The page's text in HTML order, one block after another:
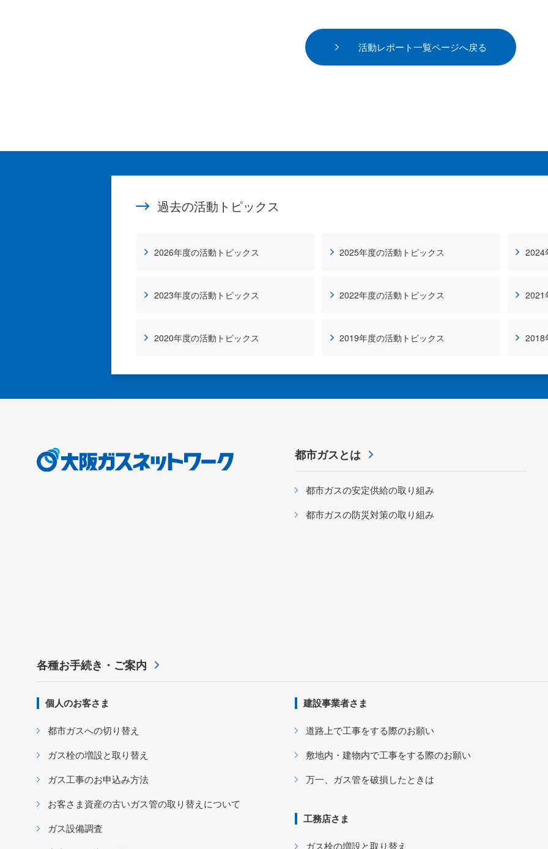
活動レポート一覧ページへ戻る
過去の活動トピックス
2026年度の活動トピックス 2025年度の活動トピックス 2024
2023年度の活動トピックス 2022年度の活動トピックス 2021
2020年度の活動トピックス 2019年度の活動トピックス 2018
都市ガスとは
都市ガスの安定供給の取り組み
都市ガスの防災対策の取り組み
各種お手続き・ご案内
個人のお客さま
都市ガスへの切り替え
ガス栓の増設と取り替え
ガス工事のお申込み方法
お客さま資産の古いガス管の取り替えについて
ガス設備調査
建設事業者さま
道路上で工事をする際のお願い
敷地内・建物内で工事をする際のお願い
万一、ガス管を破損したときは
工務店さま
ガス栓の増設と取り替え